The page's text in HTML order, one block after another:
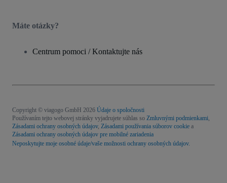
Máte otázky?
Centrum pomoci / Kontaktujte nás
Copyright © viagogo GmbH 2026 Údaje o spoločnosti
Používaním tejto webovej stránky vyjadrujete súhlas so Zmluvnými podmienkami,
Zásadami ochrany osobných údajov, Zásadami používania súborov cookie a
Zásadami ochrany osobných údajov pre mobilné zariadenia
Neposkytujte moje osobné údaje/vaše možnosti ochrany osobných údajov.